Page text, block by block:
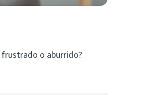
o aburrido?